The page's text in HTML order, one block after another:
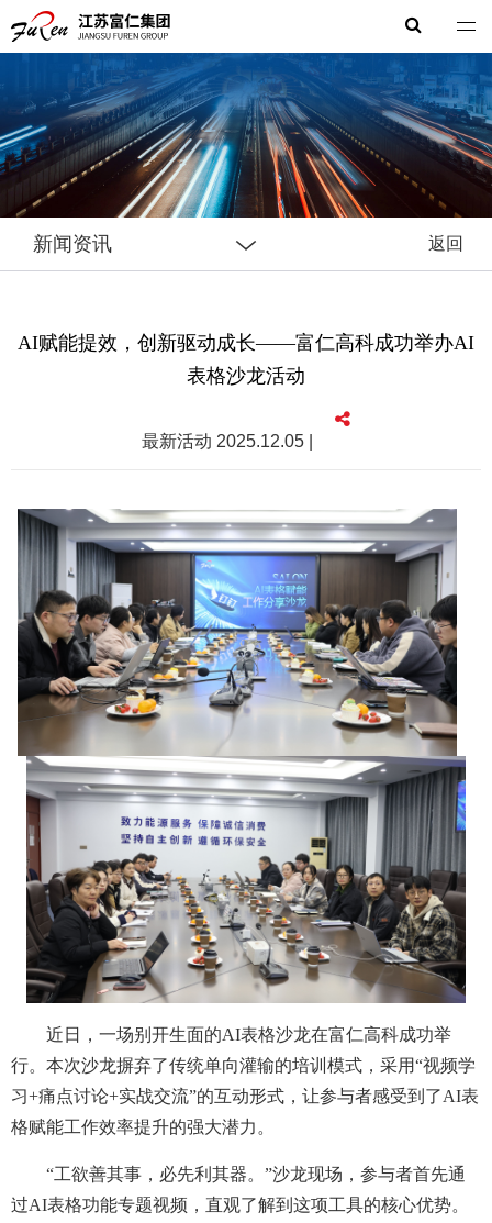
富仁集团
新闻资讯 返回
AI赋能提效，创新驱动成长——富仁高科成功举办AI
表格沙龙活动
最新活动 2025.12.05 |
近日，一场别开生面的AI表格沙龙在富仁高科成功举
行。本次沙龙摒弃了传统单向灌输的培训模式，采用“视频学
习+痛点讨论+实战交流”的互动形式，让参与者感受到了AI表
格赋能工作效率提升的强大潜力。
“工欲善其事，必先利其器。”沙龙现场，参与者首先通
过AI表格功能专题视频，直观了解到这项工具的核心优势。